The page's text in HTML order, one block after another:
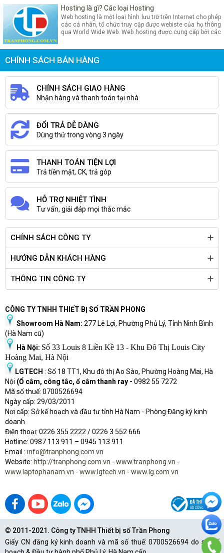
0351 3 683 345 Fax : 0351 3 828 357 · Email :
info@tranphong.com.vn · Website :
http://www.tranphong.com.vn
Hosting là gì? Các loại Hosting
Web hosting là một lọai hình lưu trữ trên Internet cho phép
các cá nhân, tổ chức truy cập được webiste của họ thông
qua World Wide Web. Web hosting được cung cấp bởi các
tổ chức có nhu cầu lưu trữ
CHÍNH SÁCH BÁN HÀNG
CHÍNH SÁCH GIAO HÀNG
Nhận hàng và thanh toán tại nhà
ĐỔI TRẢ DỄ DÀNG
Dùng thử trong vòng 3 ngày
THANH TOÁN TIỆN LỢI
Trả tiền mặt, CK, trả góp
HỖ TRỢ NHIỆT TÌNH
Tư vấn, giải đáp mọi thắc mắc
CHÍNH SÁCH CÔNG TY
HƯỚNG DẪN KHÁCH HÀNG
THÔNG TIN CÔNG TY
CÔNG TY TNHH THIẾT BỊ SỐ TRẦN PHONG
Showroom Hà Nam: 277 Lê Lợi, Phường Phủ Lý, Tỉnh Ninh Bình
(Hà Nam cũ)
Hà Nội: Số 33 Louis 8 Liền Kề 13 - Khu Đô Thị Louis City
Hoàng Mai, Hà Nội
LGTECH : Số 18 TT1, Khu đô thị Ao Sào, Phường Hoàng Mai, Hà
Nội (Ổ cắm, công tắc, ổ cắm thanh ray - 0982 55 7272
Mã số thuế: 0700526694
Ngày cấp: 29/03/2011
Nơi cấp: Sở kế hoạch và đầu tư tỉnh Hà Nam - Phòng Đăng ký kinh
doanh
Điện thoại: 0226 355 2222 / 0226 3 552 666
Hotine: 0987 113 911 – 0945 113 911
Email : info@tranphong.com.vn
Website: http://tranphong.com.vn - www.tranphong.vn -
www.laptophanam.vn - www.lgtech.vn - www.lg.com.vn
© 2011-2021. Công ty TNHH Thiết bị số Trần Phong
Giấy CN đăng ký kinh doanh và mã số thuế: 0700526694 do sở Kế